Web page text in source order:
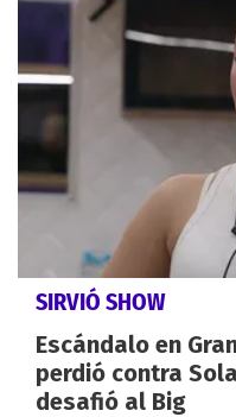
SIRVIÓ SHOW
Escándalo en
perdió contra
desafió al Big